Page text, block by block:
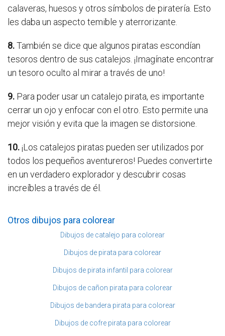
calaveras, huesos y otros símbolos de piratería. Esto
les daba un aspecto temible y aterrorizante.
8.También se dice que algunos piratas escondían
tesoros dentro de sus catalejos. ¡Imagínate encontrar
un tesoro oculto al mirar a través de uno!
9. Para poder usar un catalejo pirata, es importante
cerrar un ojo y enfocar con el otro. Esto permite una
mejor visión y evita que la imagen se distorsione.
10.¡Los catalejos piratas pueden ser utilizados por
todos los pequeños aventureros! Puedes convertirte
en un verdadero explorador y descubrir cosas
increíbles a través de él.
Otros dibujos para colorear
Dibujos de catalejo para colorear
Dibujos de pirata para colorear
Dibujos de pirata infantil para colorear
Dibujos de cañon pirata para colorear
Dibujos de bandera pirata para colorear
Dibujos de cofre pirata para colorear